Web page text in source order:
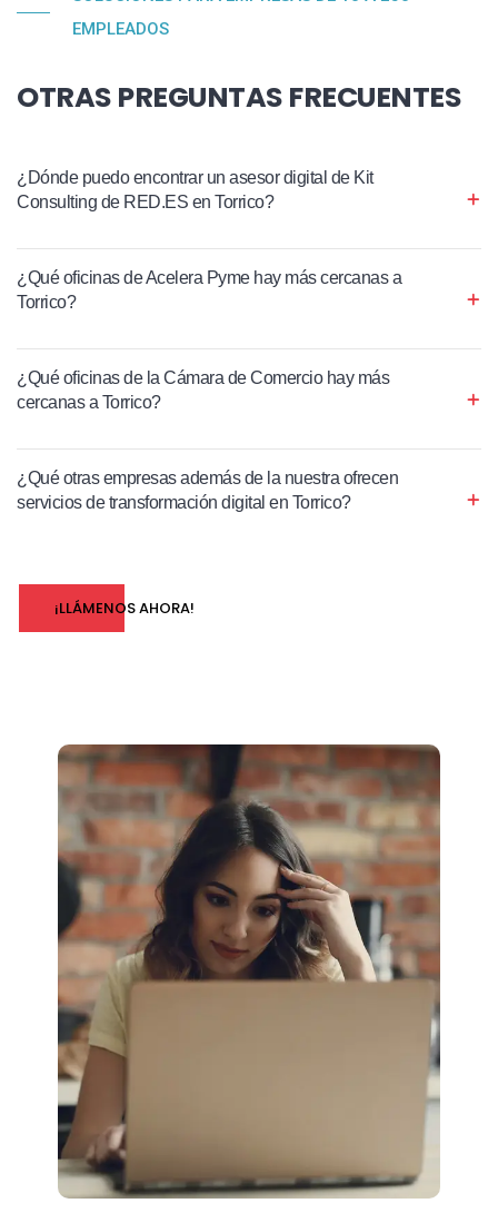
EMPLEADOS
OTRAS PREGUNTAS FRECUENTES
¿Dónde puedo encontrar un asesor digital de Kit
Consulting de RED.ES en Torrico?
¿Qué oficinas de Acelera Pyme hay más cercanas a
Torrico?
¿Qué oficinas de la Cámara de Comercio hay más
cercanas a Torrico?
¿Qué otras empresas además de la nuestra ofrecen
servicios de transformación digital en Torrico?
¡LLÁMENOS AHORA!